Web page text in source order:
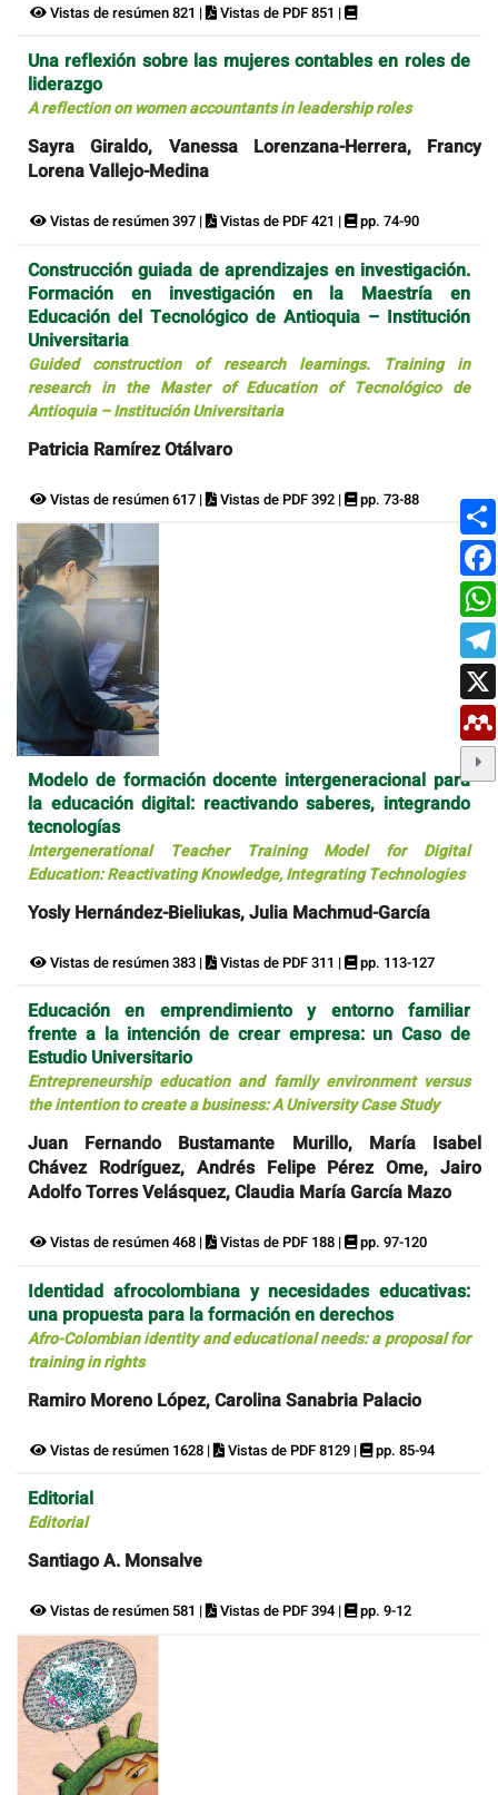
Vistas de resúmen 821 | Vistas de PDF 851 |
Una reflexión sobre las mujeres contables en roles de
liderazgo
A reflection on women accountants in leadership roles
Sayra Giraldo, Vanessa Lorenzana-Herrera, Francy
Lorena Vallejo-Medina
Vistas de resúmen 397 | Vistas de PDF 421 | pp. 74-90
Construcción guiada de aprendizajes en investigación.
Formación en investigación en la Maestría en
Educación del Tecnológico de Antioquia – Institución
Universitaria
Guided construction of research learnings. Training in
research in the Master of Education of Tecnológico de
Antioquia – Institución Universitaria
Patricia Ramírez Otálvaro
Vistas de resúmen 617 | Vistas de PDF 392 | pp. 73-88
Modelo de formación docente intergeneracional para
la educación digital: reactivando saberes, integrando
tecnologías
Intergenerational Teacher Training Model for Digital
Education: Reactivating Knowledge, Integrating Technologies
Yosly Hernández-Bieliukas, Julia Machmud-García
Vistas de resúmen 383 | Vistas de PDF 311 | pp. 113-127
Educación en emprendimiento y entorno familiar
frente a la intención de crear empresa: un Caso de
Estudio Universitario
Entrepreneurship education and family environment versus
the intention to create a business: A University Case Study
Juan Fernando Bustamante Murillo, María Isabel
Chávez Rodríguez, Andrés Felipe Pérez Ome, Jairo
Adolfo Torres Velásquez, Claudia María García Mazo
Vistas de resúmen 468 | Vistas de PDF 188 | pp. 97-120
Identidad afrocolombiana y necesidades educativas:
una propuesta para la formación en derechos
Afro-Colombian identity and educational needs: a proposal for
training in rights
Ramiro Moreno López, Carolina Sanabria Palacio
Vistas de resúmen 1628 | Vistas de PDF 8129 | pp. 85-94
Editorial
Editorial
Santiago A. Monsalve
Vistas de resúmen 581 | Vistas de PDF 394 | pp. 9-12